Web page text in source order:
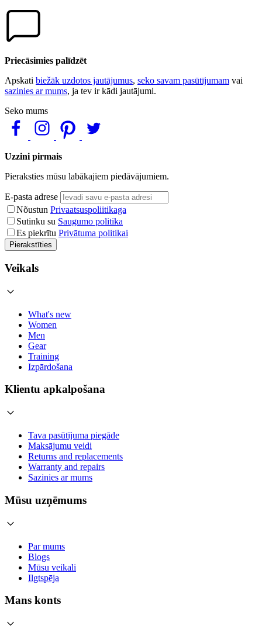
Priecāsimies palīdzēt
Apskati biežāk uzdotos jautājumus, seko savam pasūtījumam vai
sazinies ar mums, ja tev ir kādi jautājumi.
Seko mums
Uzzini pirmais
Pieraksties mūsu labākajiem piedāvājumiem.
E-pasta adrese
Nõustun Privaatsuspoliitikaga
Sutinku su Saugumo politika
Es piekrītu Privātuma politikai
Pierakstīties
Veikals
What's new
Women
Men
Gear
Training
Izpārdošana
Klientu apkalpošana
Tava pasūtījuma piegāde
Maksājumu veidi
Returns and replacements
Warranty and repairs
Sazinies ar mums
Mūsu uzņēmums
Par mums
Blogs
Mūsu veikali
Ilgtspēja
Mans konts